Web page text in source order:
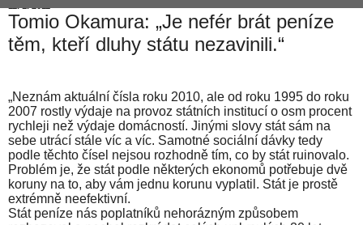
Tomio Okamura: „Je nefér brát peníze
těm, kteří dluhy státu nezavinili.“
„Neznám aktuální čísla roku 2010, ale od roku 1995 do roku
2007 rostly výdaje na provoz státních institucí o osm procent
rychleji než výdaje domácností. Jinými slovy stát sám na
sebe utrácí stále víc a víc. Samotné sociální dávky tedy
podle těchto čísel nejsou rozhodně tím, co by stát ruinovalo.
Problém je, že stát podle některých ekonomů potřebuje dvě
koruny na to, aby vám jednu korunu vyplatil. Stát je prostě
extrémně neefektivní.
Stát peníze nás poplatníků nehorázným způsobem